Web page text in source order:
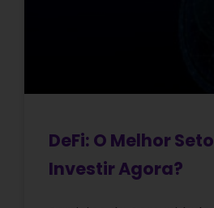
DeFi: O Melhor
Investir Agora?